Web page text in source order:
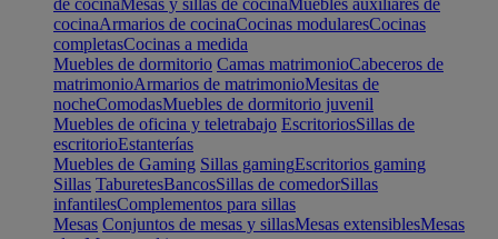
de cocinaMesas y sillas de cocinaMuebles auxiliares de
cocinaArmarios de cocinaCocinas modularesCocinas
completasCocinas a medida
Muebles de dormitorio Camas matrimonioCabeceros de
matrimonioArmarios de matrimonioMesitas de
nocheComodasMuebles de dormitorio juvenil
Muebles de oficina y teletrabajo EscritoriosSillas de
escritorioEstanterías
Muebles de Gaming Sillas gamingEscritorios gaming
Sillas TaburetesBancosSillas de comedorSillas
infantilesComplementos para sillas
Mesas Conjuntos de mesas y sillasMesas extensiblesMesas